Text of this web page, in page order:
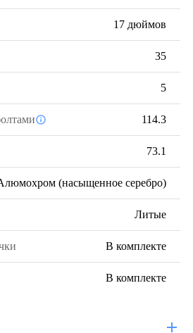
17 дюймов
35
5
114.3
73.1
(насыщенное серебро)
Литые
В комплекте
В комплекте